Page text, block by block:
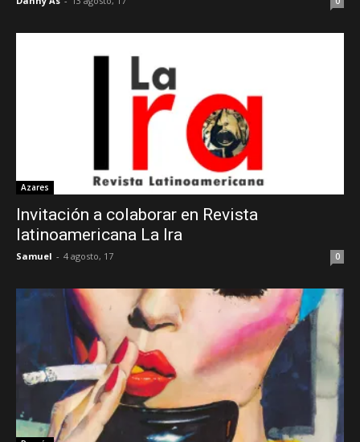
Azares
Invitación a colaborar en Revista
latinoamericana La Ira
Samuel - 4 agosto, 17 0